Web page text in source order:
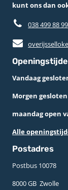
kunt ons dan
038 499 88 99
Vandaag
Morgen gesloten
maandag open
Alle
Postadres
Postbus 10078 ­
8000 GB ­ Zwolle